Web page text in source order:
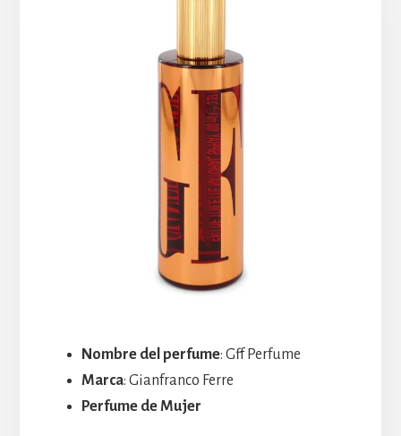
Nombre del perfume: Gff Perfume
Marca: Gianfranco Ferre
Perfume de Mujer